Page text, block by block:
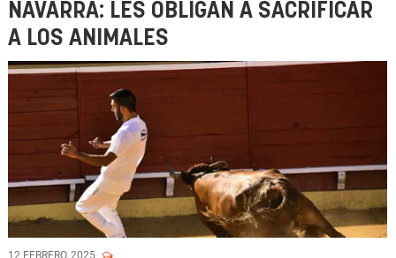
NAVARRA: LES OBLIGAN A SACRIFICAR
A LOS ANIMALES
12 FEBRERO, 2025